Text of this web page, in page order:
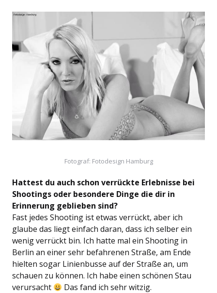
Fotograf: Fotodesign Hamburg
Hattest du auch schon verrückte Erlebnisse bei
Shootings oder besondere Dinge die dir in
Erinnerung geblieben sind?
Fast jedes Shooting ist etwas verrückt, aber ich
glaube das liegt einfach daran, dass ich selber ein
wenig verrückt bin. Ich hatte mal ein Shooting in
Berlin an einer sehr befahrenen Straße, am Ende
hielten sogar Linienbusse auf der Straße an, um
schauen zu können. Ich habe einen schönen Stau
verursacht
Das fand ich sehr witzig.